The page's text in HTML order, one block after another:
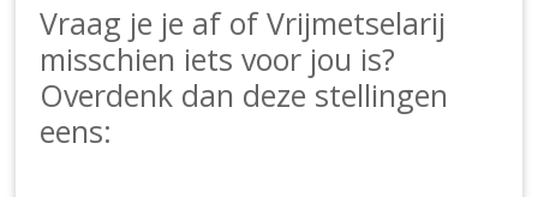
Vraag je je af of Vrijmetselarij
misschien iets voor jou is?
Overdenk dan deze stellingen
eens: